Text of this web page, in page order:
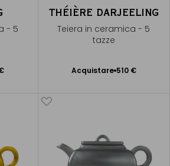
- 5
THÉIÈRE DARJEELING
Teiera in ceramica - 5
tazze
Acquistare 510 €
Aggiungere